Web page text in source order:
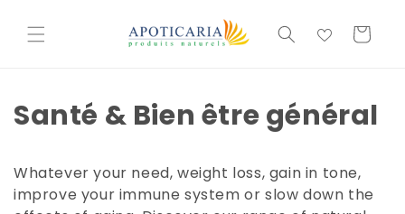
au
Basket
Santé & Bien être général
Whatever your need, weight loss, gain in tone,
improve your immune system or slow down the